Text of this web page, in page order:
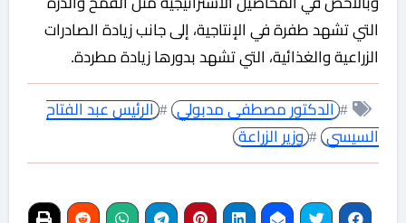
التي تشهد طفرة في الإنتاجية، إلى جانب زيادة الصادرات
الزراعية والغذائية، التي تشهد بدورها زيادة مطردة.
# الدكتور مصطفى مدبولي # الرئيس عبد الفتاح
السيسي # وزير الزراعة